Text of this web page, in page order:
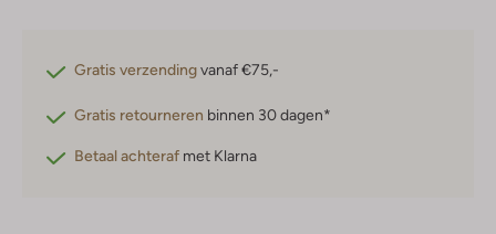
Gratis verzendingvanaf €75,-
Gratis retourneren binnen 30 dagen*
Betaal achteraf met Klarna